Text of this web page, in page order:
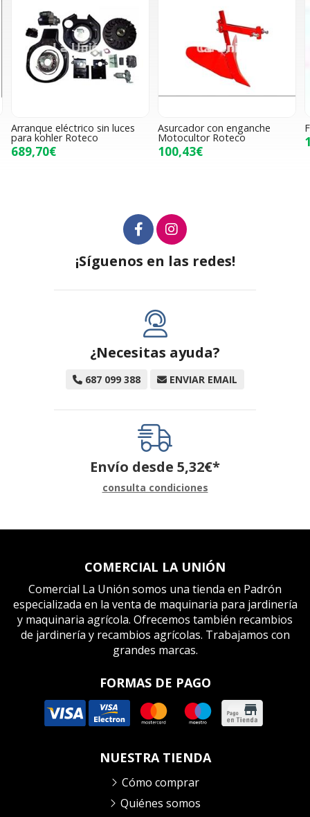
Arranque eléctrico sin luces
para kohler Roteco
689,70€
Asurcador con enganche
Motocultor Roteco
100,43€
¡Síguenos en las redes!
¿Necesitas ayuda?
687 099 388 ENVIAR EMAIL
Envío desde 5,32€*
consulta condiciones
COMERCIAL LA UNIÓN
Comercial La Unión somos una tienda en Padrón
especializada en la venta de maquinaria para jardinería
y maquinaria agrícola. Ofrecemos también recambios
de jardinería y recambios agrícolas. Trabajamos con
grandes marcas.
FORMAS DE PAGO
NUESTRA TIENDA
Cómo comprar
Quiénes somos